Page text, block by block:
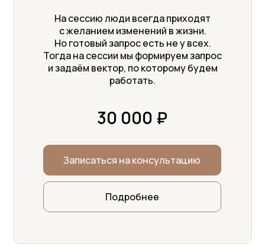
Записаться на консультацию
На сессию люди всегда приходят
с желанием изменений в жизни.
Но готовый запрос есть не у всех.
Тогда на сессии мы формируем запрос
и задаём вектор, по которому будем
работать.
30 000 ₽
Подробнее